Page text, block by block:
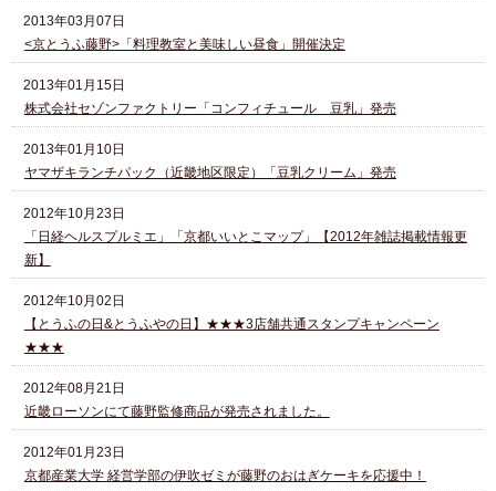
2013年03月07日
<京とうふ藤野>「料理教室と美味しい昼食」開催決定
2013年01月15日
株式会社セゾンファクトリー「コンフィチュール 豆乳」発売
2013年01月10日
ヤマザキランチパック（近畿地区限定）「豆乳クリーム」発売
2012年10月23日
「日経ヘルスプルミエ」「京都いいとこマップ」【2012年雑誌掲載情報更
新】
2012年10月02日
【とうふの日&とうふやの日】★★★3店舗共通スタンプキャンペーン
★★★
2012年08月21日
近畿ローソンにて藤野監修商品が発売されました。
2012年01月23日
京都産業大学 経営学部の伊吹ゼミが藤野のおはぎケーキを応援中！